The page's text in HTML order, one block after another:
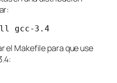
gcc-3.4
el Makefile para que use